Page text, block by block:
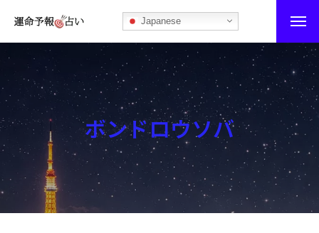
Japanese
運命予報占い
運命予報占いとは
あなたの所属部屋を探そう！
最恐の相性占い
秘伝公開！吉凶カレンダー
ボンドロウソバ